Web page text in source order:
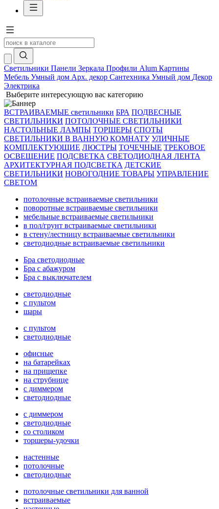
Светильники Панели Зеркала Профили Alum Картины
Мебель Умный дом Арх. декор Сантехника Умный дом Декор
Электрика
Выберите интересующую вас категорию
ВСТРАИВАЕМЫЕ светильники БРА ПОДВЕСНЫЕ
СВЕТИЛЬНИКИ ПОТОЛОЧНЫЕ СВЕТИЛЬНИКИ
НАСТОЛЬНЫЕ ЛАМПЫ ТОРШЕРЫ СПОТЫ
СВЕТИЛЬНИКИ В ВАННУЮ КОМНАТУ УЛИЧНЫЕ
КОМПЛЕКТУЮЩИЕ ЛЮСТРЫ ТОЧЕЧНЫЕ ТРЕКОВОЕ
ОСВЕЩЕНИЕ ПОДСВЕТКА СВЕТОДИОДНАЯ ЛЕНТА
АРХИТЕКТУРНАЯ ПОДСВЕТКА ДЕТСКИЕ
СВЕТИЛЬНИКИ НОВОГОДНИЕ ТОВАРЫ УПРАВЛЕНИЕ
СВЕТОМ
потолочные встраиваемые светильники
поворотные встраиваемые светильники
мебельные встраиваемые светильники
в пол/грунт встраиваемые светильники
в стену/лестницу встраиваемые светильники
светодиодные встраиваемые светильники
Бра светодиодные
Бра с абажуром
Бра с выключателем
светодиодные
с пультом
шары
с пультом
светодиодные
офисные
на батарейках
на прищепке
на струбнице
с диммером
светодиодные
с диммером
светодиодные
со столиком
торшеры-удочки
настенные
потолочные
светодиодные
потолочные светильники для ванной
встраиваемые